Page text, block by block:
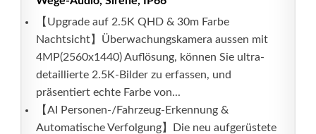
【Upgrade auf 2.5K QHD & 30m Farbe
Nachtsicht】Überwachungskamera aussen mit
4MP(2560x1440) Auflösung, können Sie ultra-
detaillierte 2.5K-Bilder zu erfassen, und
präsentiert echte Farbe von...
【AI Personen-/Fahrzeug-Erkennung &
Automatische Verfolgung】Die neu aufgerüstete